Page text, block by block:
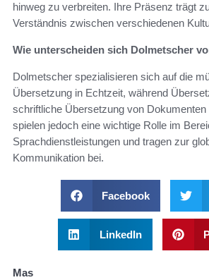
hinweg zu verbreiten. Ihre Präsenz trägt
Verständnis zwischen verschiedenen
Wie unterscheiden sich Dolmetscher
Dolmetscher spezialisieren sich auf die
Übersetzung in Echtzeit, während
schriftliche Übersetzung von
spielen jedoch eine wichtige Rolle im
Sprachdienstleistungen und tragen zur
Kommunikation bei.
Facebook
LinkedIn
Mas